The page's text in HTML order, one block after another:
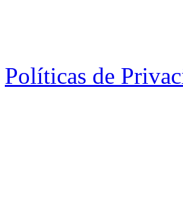
Políticas de